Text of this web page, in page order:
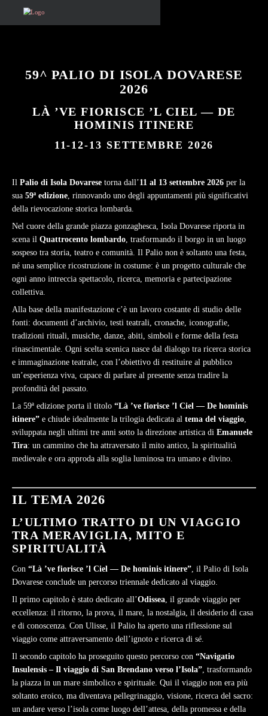
59^ PALIO DI ISOLA DOVARESE
2026
LÀ ’VE FIORISCE ’L CIEL — DE
HOMINIS ITINERE
11-12-13 SETTEMBRE 2026
Il Palio di Isola Dovarese torna dall’11 al 13 settembre 2026 per la
sua 59ª edizione, rinnovando uno degli appuntamenti più significativi
della rievocazione storica lombarda.
Nel cuore della grande piazza gonzaghesca, Isola Dovarese riporta in
scena il Quattrocento lombardo, trasformando il borgo in un luogo
sospeso tra storia, teatro e comunità. Il Palio non è soltanto una festa,
né una semplice ricostruzione in costume: è un progetto culturale che
ogni anno intreccia spettacolo, ricerca, memoria e partecipazione
collettiva.
Alla base della manifestazione c’è un lavoro costante di studio delle
fonti: documenti d’archivio, testi teatrali, cronache, iconografie,
tradizioni rituali, musiche, danze, abiti, simboli e forme della festa
rinascimentale. Ogni scelta scenica nasce dal dialogo tra ricerca storica
e immaginazione teatrale, con l’obiettivo di restituire al pubblico
un’esperienza viva, capace di parlare al presente senza tradire la
profondità del passato.
La 59ª edizione porta il titolo “Là ’ve fiorisce ’l Ciel — De hominis
itinere” e chiude idealmente la trilogia dedicata al tema del viaggio,
sviluppata negli ultimi tre anni sotto la direzione artistica di Emanuele
Tira: un cammino che ha attraversato il mito antico, la spiritualità
medievale e ora approda alla soglia luminosa tra umano e divino.
IL TEMA 2026
L’ULTIMO TRATTO DI UN VIAGGIO
TRA MERAVIGLIA, MITO E
SPIRITUALITÀ
Con “Là ’ve fiorisce ’l Ciel — De hominis itinere”, il Palio di Isola
Dovarese conclude un percorso triennale dedicato al viaggio.
Il primo capitolo è stato dedicato all’Odissea, il grande viaggio per
eccellenza: il ritorno, la prova, il mare, la nostalgia, il desiderio di casa
e di conoscenza. Con Ulisse, il Palio ha aperto una riflessione sul
viaggio come attraversamento dell’ignoto e ricerca di sé.
Il secondo capitolo ha proseguito questo percorso con “Navigatio
Insulensis – Il viaggio di San Brendano verso l’Isola”, trasformando
la piazza in un mare simbolico e spirituale. Qui il viaggio non era più
soltanto eroico, ma diventava pellegrinaggio, visione, ricerca del sacro:
un andare verso l’isola come luogo dell’attesa, della promessa e della